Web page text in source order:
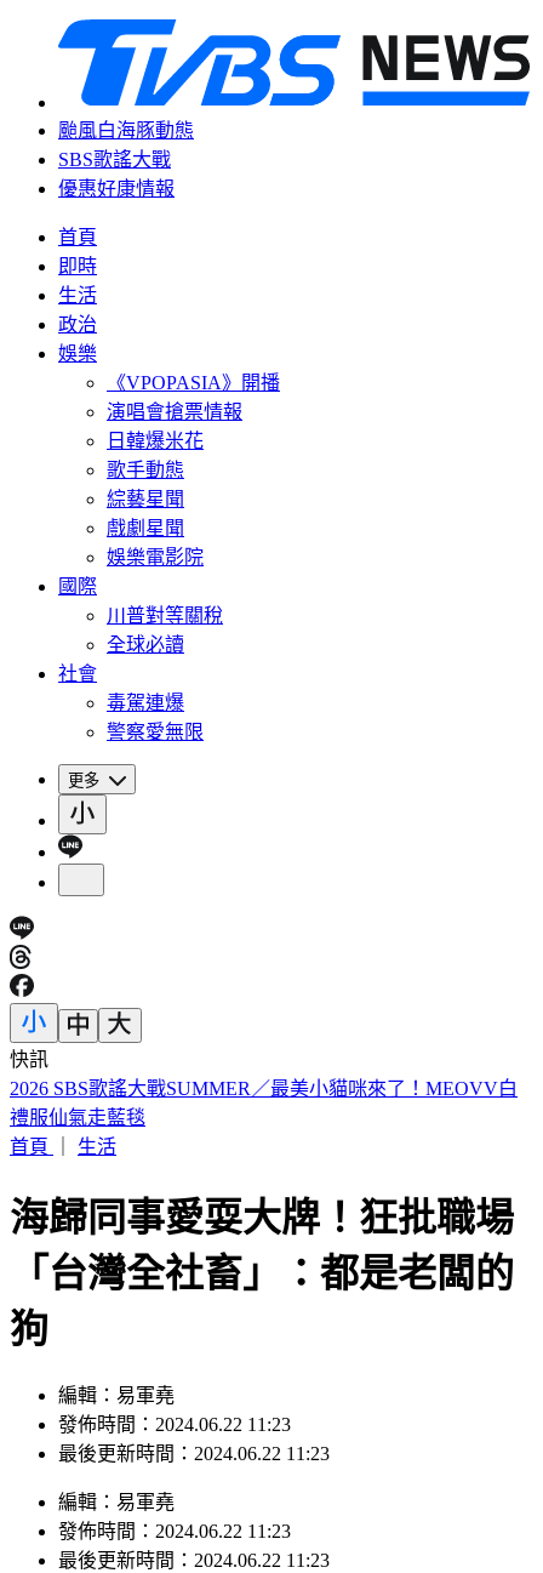
颱風白海豚動態
SBS歌謠大戰
優惠好康情報
首頁
即時
生活
政治
娛樂
《VPOPASIA》開播
演唱會搶票情報
日韓爆米花
歌手動態
綜藝星聞
戲劇星聞
娛樂電影院
國際
川普對等關稅
全球必讀
社會
毒駕連爆
警察愛無限
更多
快訊
山本由伸5.2局零失分！大谷翔平10局超前安 道奇成功終止7
連敗
首頁
生活
海歸同事愛耍大牌！狂批職場
「台灣全社畜」：都是老闆的
狗
編輯：易軍堯
發佈時間：2024.06.22 11:23
最後更新時間：2024.06.22 11:23
編輯 ： 易軍堯
發佈時間： 2024.06.22 11:23
最後更新時間： 2024.06.22 11:23